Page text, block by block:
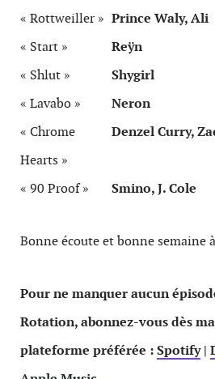
« Rottweiller » Prince Waly, Ali
« Start »
Reÿn
« Shlut »
Shygirl
« Lavabo »
Neron
« Chrome
Hearts »
Denzel Curry,
« 90 Proof » Smino, J. Cole
Bonne écoute et bonne semaine
Pour ne manquer aucun
Rotation, abonnez-vous dès
plateforme préférée :Spotify|